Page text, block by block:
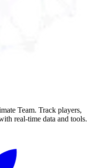
Team. Track players,
real-time data and tools.